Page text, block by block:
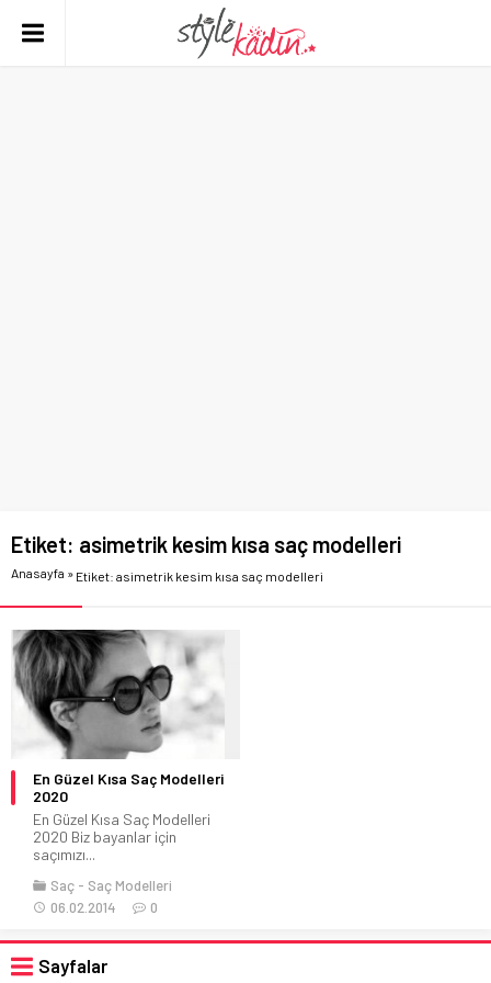
Etiket: asimetrik kesim kısa saç modelleri
Anasayfa » Etiket: asimetrik kesim kısa saç modelleri
En Güzel Kısa Saç Modelleri
2020
En Güzel Kısa Saç Modelleri
2020 Biz bayanlar için
saçımızı...
Saç
Saç Modelleri
06.02.2014
0
Sayfalar